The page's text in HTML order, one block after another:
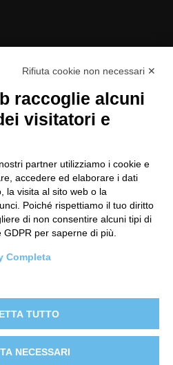
Rifiuta cookie non necessari ✕
raccoglie alcuni
visitatori e
partner utilizziamo i cookie e
accedere ed elaborare i dati
la visita al sito web o la
Poiché rispettiamo il tuo diritto
di non consentire alcuni tipi di
per saperne di più.
Completa
TUTTO
NECESSARI